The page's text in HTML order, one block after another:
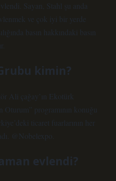
Sayan, Stahl şu anda
ve çok iyi bir yerde
basın hakkındaki basın
kimin?
Ali çağay’ın Ekotürk
programının konuğu
ticaret fuarlarının her
@Nobelexpo.
evlendi?